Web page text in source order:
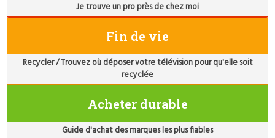
Je trouve un pro près de chez moi
Fin de vie
Recycler / Trouvez où déposer votre télévision pour qu'elle soit
recyclée
Acheter durable
Guide d'achat des marques les plus fiables